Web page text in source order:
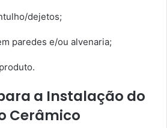
dejetos;
paredes e/ou alvenaria;
a Instalação do
Cerâmico